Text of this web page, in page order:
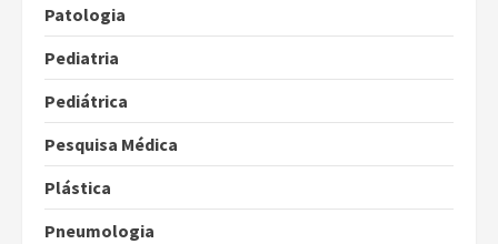
Patologia
Pediatria
Pediátrica
Pesquisa Médica
Plástica
Pneumologia